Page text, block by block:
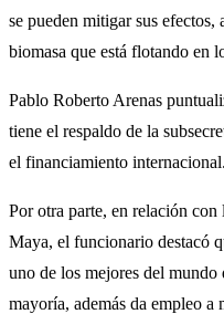
se pueden mitigar sus efectos,
biomasa que está flotando en
Pablo Roberto Arenas
tiene el respaldo de la
el financiamiento internacional.
Por otra parte, en relación
Maya, el funcionario destacó
uno de los mejores del mundo
mayoría, además da empleo a